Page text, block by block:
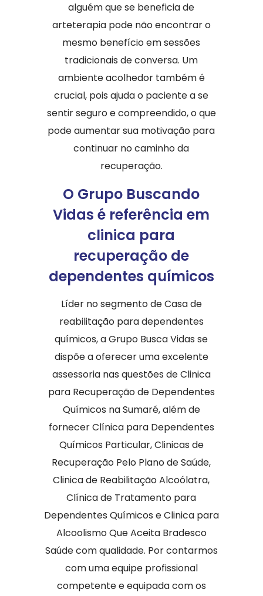
alguém que se beneficia de
arteterapia pode não encontrar o
mesmo benefício em sessões
tradicionais de conversa. Um
ambiente acolhedor também é
crucial, pois ajuda o paciente a se
sentir seguro e compreendido, o que
pode aumentar sua motivação para
continuar no caminho da
recuperação.
O Grupo Buscando
Vidas é referência em
clinica para
recuperação de
dependentes químicos
Líder no segmento de Casa de
reabilitação para dependentes
químicos, a Grupo Busca Vidas se
dispõe a oferecer uma excelente
assessoria nas questões de Clinica
para Recuperação de Dependentes
Químicos na Sumaré, além de
fornecer Clínica para Dependentes
Químicos Particular, Clinicas de
Recuperação Pelo Plano de Saúde,
Clinica de Reabilitação Alcoólatra,
Clínica de Tratamento para
Dependentes Químicos e Clinica para
Alcoolismo Que Aceita Bradesco
Saúde com qualidade. Por contarmos
com uma equipe profissional
competente e equipada com os